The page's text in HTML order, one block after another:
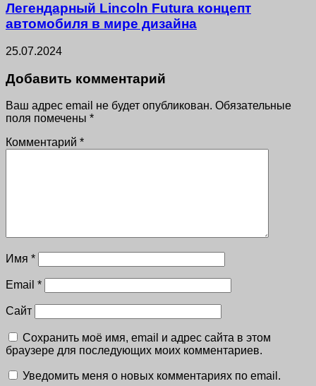
Легендарный Lincoln Futura концепт
автомобиля в мире дизайна
25.07.2024
Добавить комментарий
Ваш адрес email не будет опубликован. Обязательные
поля помечены *
Комментарий *
Имя *
Email *
Сайт
Сохранить моё имя, email и адрес сайта в этом
браузере для последующих моих комментариев.
Уведомить меня о новых комментариях по email.